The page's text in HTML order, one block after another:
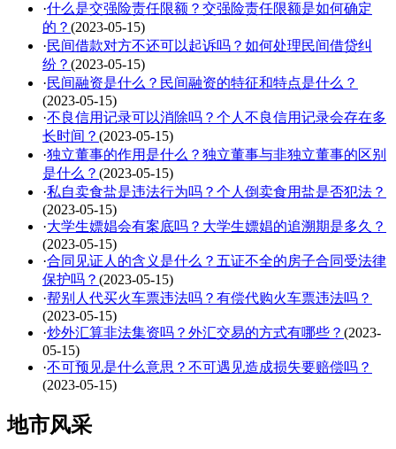
·什么是交强险责任限额？交强险责任限额是如何确定
的？ (2023-05-15)
·民间借款对方不还可以起诉吗？如何处理民间借贷纠
纷？ (2023-05-15)
·民间融资是什么？民间融资的特征和特点是什么？
(2023-05-15)
·不良信用记录可以消除吗？个人不良信用记录会存在多
长时间？ (2023-05-15)
·独立董事的作用是什么？独立董事与非独立董事的区别
是什么？ (2023-05-15)
·私自卖食盐是违法行为吗？个人倒卖食用盐是否犯法？
(2023-05-15)
·大学生嫖娼会有案底吗？大学生嫖娼的追溯期是多久？
(2023-05-15)
·合同见证人的含义是什么？五证不全的房子合同受法律
保护吗？ (2023-05-15)
·帮别人代买火车票违法吗？有偿代购火车票违法吗？
(2023-05-15)
·炒外汇算非法集资吗？外汇交易的方式有哪些？ (2023-
05-15)
·不可预见是什么意思？不可遇见造成损失要赔偿吗？
(2023-05-15)
地市风采